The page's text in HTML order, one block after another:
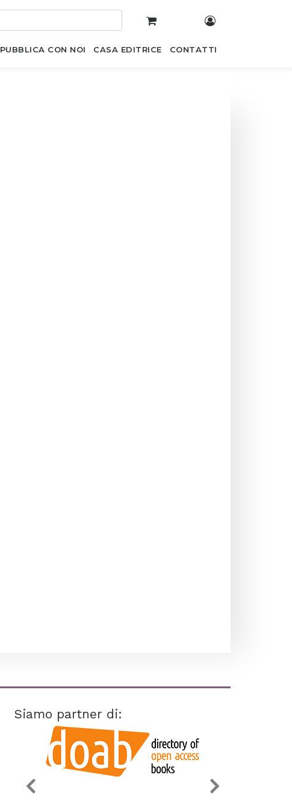
PUBBLICA CON NOI CASA EDITRICE CONTATTI
Siamo partner di: